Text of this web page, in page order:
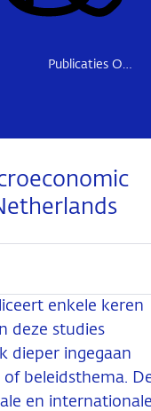
Publicaties Onderzoek
enkele keren
deze studies
dieper ingegaan
beleidsthema.
en